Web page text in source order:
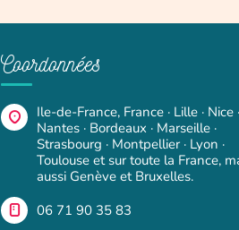
Coordonnées
Ile-de-France, France · Lille · Nice ·
Nantes · Bordeaux · Marseille ·
Strasbourg · Montpellier · Lyon ·
Toulouse et sur toute la France,
aussi Genève et Bruxelles.
06 71 90 35 83